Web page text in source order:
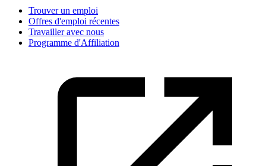
Trouver un emploi
Offres d'emploi récentes
Travailler avec nous
Programme d'Affiliation